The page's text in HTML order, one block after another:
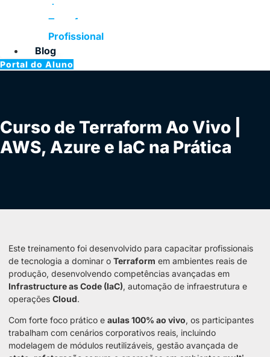
de
Terraform
Profissional
Blog
Portal do Aluno
Curso de Terraform Ao Vivo |
AWS, Azure e IaC na Prática
Este treinamento foi desenvolvido para capacitar profissionais
de tecnologia a dominar o Terraform em ambientes reais de
produção, desenvolvendo competências avançadas em
Infrastructure as Code (IaC), automação de infraestrutura e
operações Cloud.
Com forte foco prático e aulas100% ao vivo, os participantes
trabalham com cenários corporativos reais, incluindo
modelagem de módulos reutilizáveis, gestão avançada de